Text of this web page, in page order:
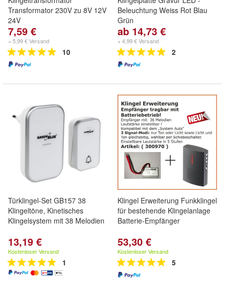
Transformator 230V zu 8V 12V
24V
7,59 €
+ 5,99 € Versand
10
Beleuchtung Weiss Rot Blau
Grün
ab 14,73 €
+ 4,99 € Versand
2
Türklingel-Set GB157 38
Klingeltöne, Kinetisches
Klingelsystem mit 38 Melodien
13,19 €
Kostenloser Versand
1
Klingel Erweiterung Funkklingel
für bestehende Klingelanlage
Batterie-Empfänger
53,30 €
Kostenloser Versand
5